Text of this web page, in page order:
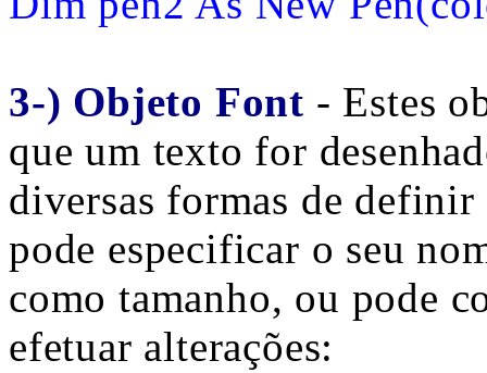
3-) Objeto Font - Estes
que um texto for
diversas formas de
pode especificar o seu
como tamanho, ou pode
efetuar alterações: